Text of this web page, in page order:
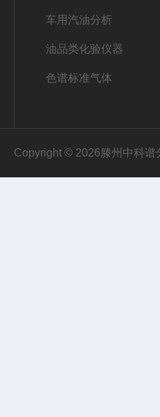
车用汽油分析
油品类化验仪器
色谱标准气体
Copyright © 2026滕州中科